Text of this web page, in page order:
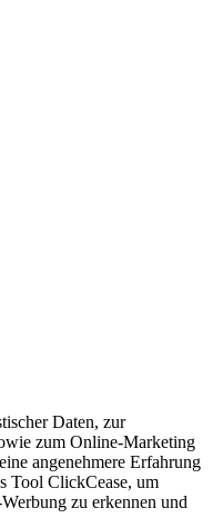
Daten, zur
zum Online-Marketing
angenehmere Erfahrung
Tool ClickCease, um
zu erkennen und